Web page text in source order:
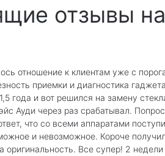
отзывы
отношение к клиентам уже с
приемки и диагностика
года и вот решился на замену
Ауди через раз срабатывал.
что со всеми аппаратами
и невозможное. Короче
оригинальность. Все супер! 2